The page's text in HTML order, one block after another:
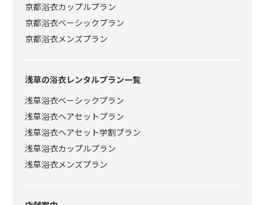
京都浴衣カップルプラン
京都浴衣ベーシックプラン
京都浴衣メンズプラン
浅草の浴衣レンタルプラン一覧
浅草浴衣ベーシックプラン
浅草浴衣ヘアセットプラン
浅草浴衣ヘアセット学割プラン
浅草浴衣カップルプラン
浅草浴衣メンズプラン